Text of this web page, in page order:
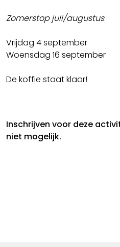
Zomerstop juli/augustus
Vrijdag 4 september
Woensdag 16
De koffie staat klaar!
Inschrijven voor deze
niet mogelijk.